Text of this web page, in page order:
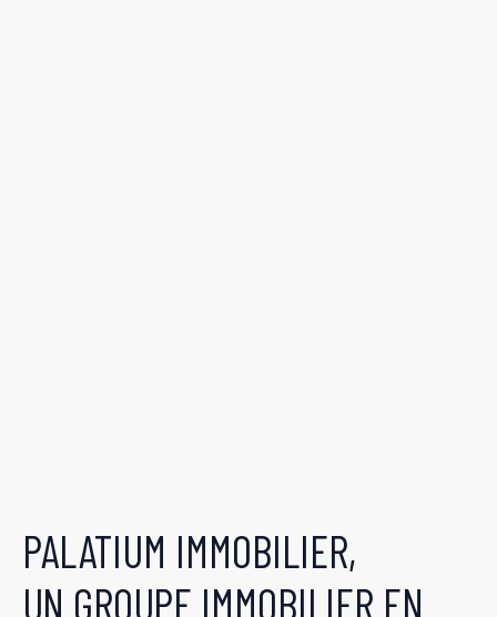
PALATIUM IMMOBILIER,
UN GROUPE IMMOBILIER EN